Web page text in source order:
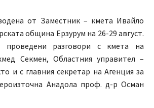
от Заместник – кмета Ивайло
община Ерзурум на 26-29 август.
проведени разговори с кмета на
Секмен, Областния управител –
и с главния секретар на Агенция за
Анадола проф. д-р Осман